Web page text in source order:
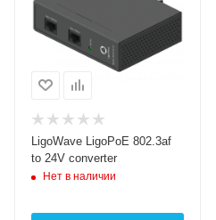
LigoWave LigoPoE 802.3af
to 24V converter
Нет в наличии